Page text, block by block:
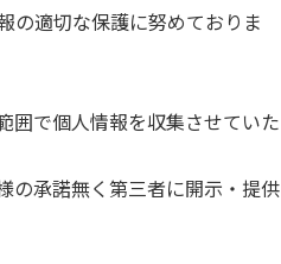
の適切な保護に努めておりま
囲で個人情報を収集させていた
の承諾無く第三者に開示・提供